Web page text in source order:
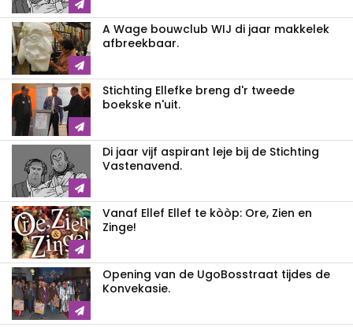
A Wage bouwclub WIJ di jaar makkelek
afbreekbaar.
Stichting Ellefke breng d'r tweede
boekske n'uit.
Di jaar vijf aspirant leje bij de Stichting
Vastenavend.
Vanaf Ellef Ellef te kòòp: Ore, Zien en
Zinge!
Opening van de UgoBosstraat tijdes de
Konvekasie.